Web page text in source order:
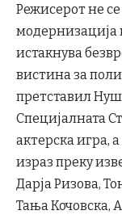
Режисерот не
модернизација
истакнува
вистина за
претставил
Специјалната
актерска игра,
израз преку
Дарја Ризова,
Тања Кочовска,